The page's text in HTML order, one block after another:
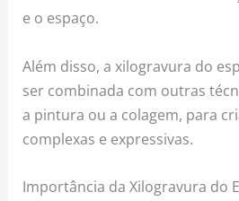
e o espaço.
Além disso, a xilogravura do
ser combinada com outras
a pintura ou a colagem, para
complexas e expressivas.
Importância da Xilogravura do